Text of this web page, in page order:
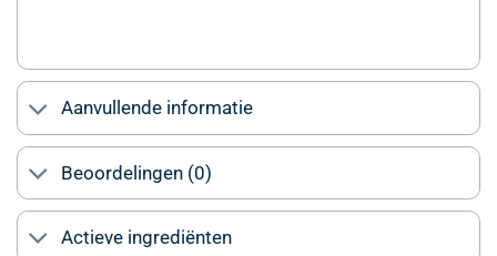
Aanvullende informatie
Beoordelingen (0)
Actieve ingrediënten